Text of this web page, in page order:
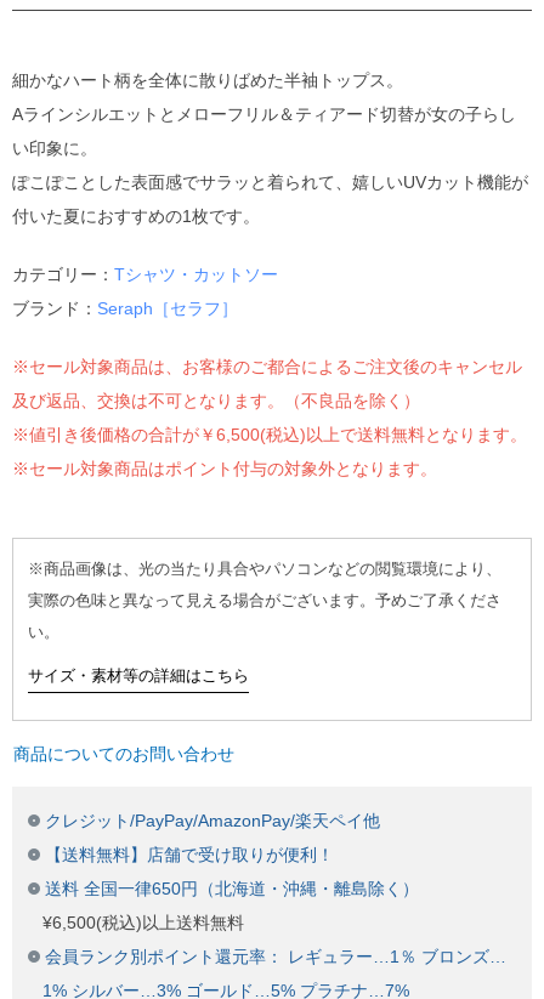
細かなハート柄を全体に散りばめた半袖トップス。
Aラインシルエットとメローフリル＆ティアード切替が女の子らし
い印象に。
ぽこぽことした表面感でサラッと着られて、嬉しいUVカット機能が
付いた夏におすすめの1枚です。
カテゴリー： Tシャツ・カットソー
ブランド： Seraph［セラフ］
※セール対象商品は、お客様のご都合によるご注文後のキャンセル
及び返品、交換は不可となります。（不良品を除く）
※値引き後価格の合計が￥6,500(税込)以上で送料無料となります。
※セール対象商品はポイント付与の対象外となります。
※商品画像は、光の当たり具合やパソコンなどの閲覧環境により、
実際の色味と異なって見える場合がございます。予めご了承くださ
い。
サイズ・素材等の詳細はこちら
商品についてのお問い合わせ
クレジット/PayPay/AmazonPay/楽天ペイ他
【送料無料】店舗で受け取りが便利！
送料 全国一律650円（北海道・沖縄・離島除く）
¥6,500(税込)以上送料無料
会員ランク別ポイント還元率： レギュラー…1％ ブロンズ…
1% シルバー…3% ゴールド…5% プラチナ…7%